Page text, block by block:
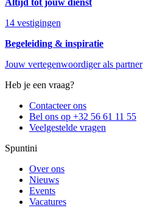
14 vestigingen
Begeleiding & inspiratie
Jouw vertegenwoordiger als partner
Heb je een vraag?
Contacteer ons
Bel ons op +32 56 61 11 55
Veelgestelde vragen
Spuntini
Over ons
Nieuws
Events
Vacatures